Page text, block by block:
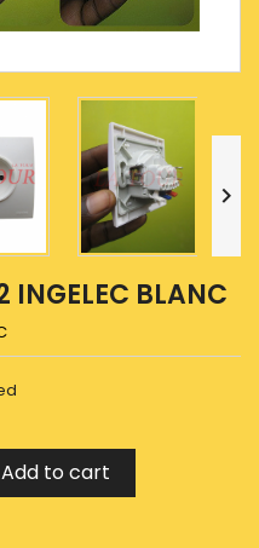

INGELEC BLANC
Add to cart